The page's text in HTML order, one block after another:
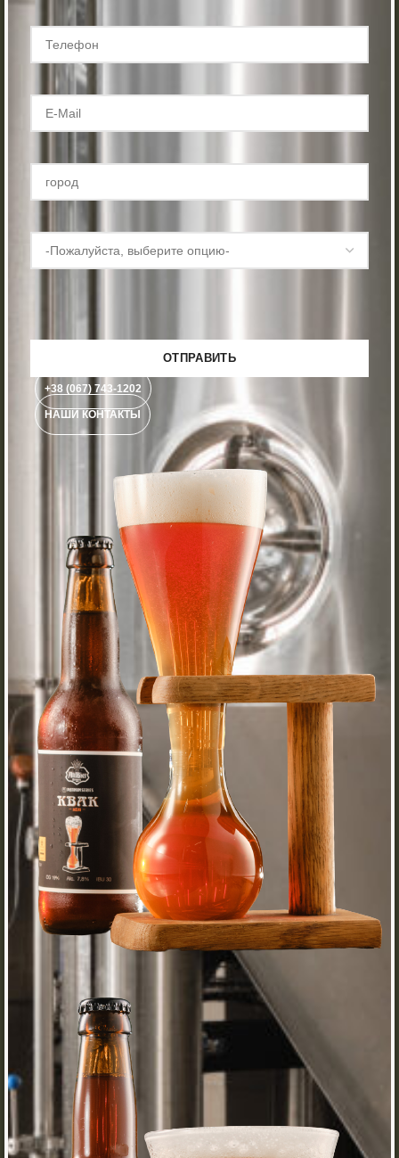
+38 (067) 743-1202
НАШИ КОНТАКТЫ